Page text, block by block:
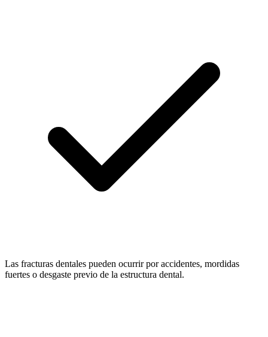
Las fracturas dentales pueden ocurrir por accidentes, mordidas
fuertes o desgaste previo de la estructura dental.